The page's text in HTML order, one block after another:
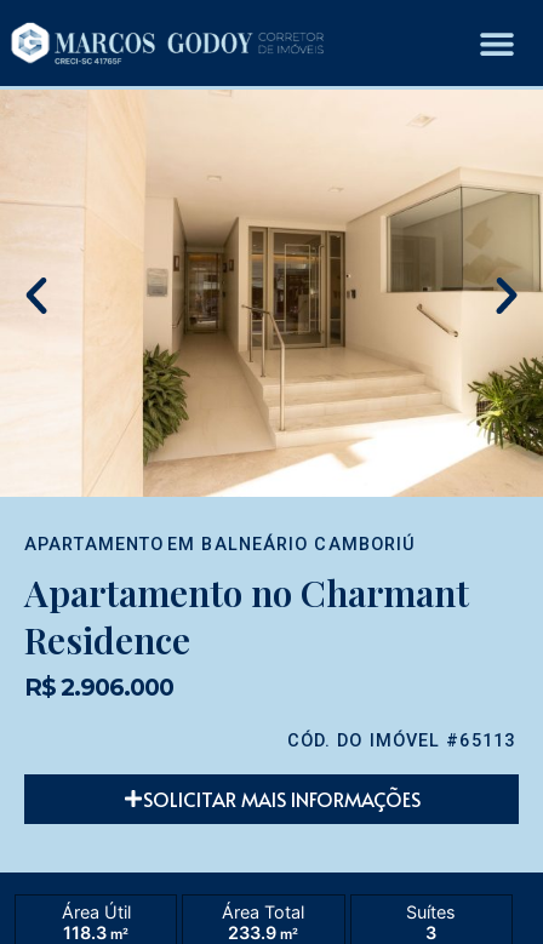
APARTAMENTO EM BALNEÁRIO CAMBORIÚ
Apartamento no Charmant
Residence
R$ 2.906.000
CÓD. DO IMÓVEL #65113
SOLICITAR MAIS INFORMAÇÕES
Área Útil
118.3 m²
Área Total
233.9 m²
Suítes
3